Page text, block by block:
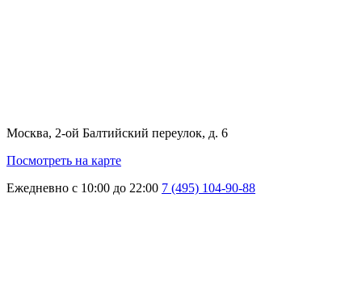
Москва, 2-ой Балтийский переулок, д. 6
Посмотреть на карте
Ежедневно с 10:00 до 22:00 7 (495) 104-90-88